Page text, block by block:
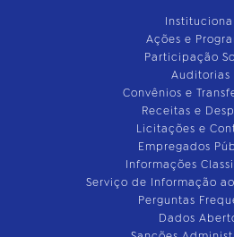
Ações e
Participação
Auditorias
Convênios e
Receitas e
Licitações e
Empregados
Informações
Serviço de Informação
Perguntas
Dados